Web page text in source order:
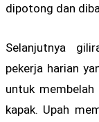
dipotong dan
Selanjutnya
pekerja harian
untuk membelah
kapak. Upah